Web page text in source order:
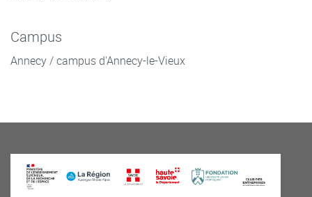
Campus
Annecy / campus d'Annecy-le-Vieux